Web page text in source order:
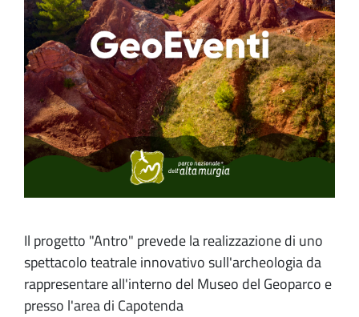
Il progetto "Antro" prevede la realizzazione di uno
spettacolo teatrale innovativo sull'archeologia da
rappresentare all'interno del Museo del Geoparco e
presso l'area di Capotenda